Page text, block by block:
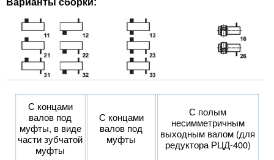
С концами
валов под
муфты, в виде
части зубчатой
муфты
С концами
валов под
муфты
С полым
несимметричным
выходным валом (для
редуктора РЦД-400)